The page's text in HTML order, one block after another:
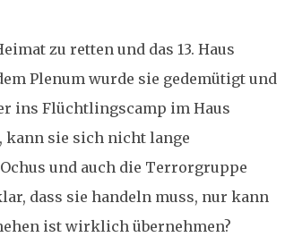
zu retten und das 13. Haus
Plenum wurde sie gedemütigt und
ins Flüchtlingscamp im Haus
kann sie sich nicht lange
und auch die Terrorgruppe
dass sie handeln muss, nur kann
ist wirklich übernehmen?